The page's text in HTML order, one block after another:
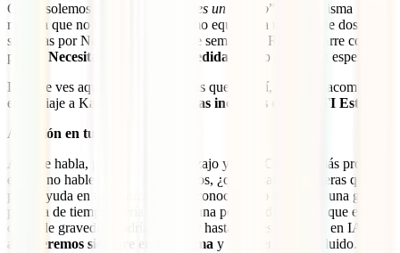
Como solemos decir, “ cada viaje es un mundo”. De la misma
manera que no te llevarías el mismo equipaje a una ruta de dos
semanas por Nepal que a un fin de semana en Roma, ocurre con tu
póliza. Necesitas una hecha a medida para lo que ahí te espera.
Las que ves aquí son las coberturas que, sí o sí, te deben acompañar
en tu viaje a Kazajistán.
Todas ellas incluidas en tu IATI Estrella
Atención en tu idioma 24 horas
Aquí se habla, principalmente, kazajo y ruso. Como lo más probable
es que no hables ninguno de los dos, ¿qué pasaría si tuvieras que
pedir ayuda en un idioma que no conoces? No solo sería una gran
pérdida de tiempo. Sería también una pérdida de detalles que en
casos de gravedad podrían resultar hasta vitales. Por ello, en IATI
atenderemos siempre en tu idioma y todo será fácil y fluido.